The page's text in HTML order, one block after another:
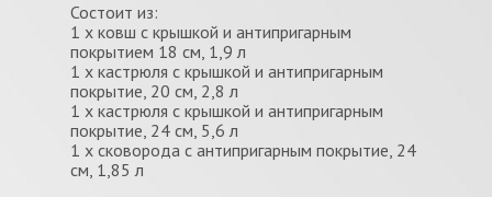
Состоит из:
1 х ковш с крышкой и антипригарным
покрытием 18 см, 1,9 л
1 x кастрюля с крышкой и антипригарным
покрытие, 20 см, 2,8 л
1 х кастрюля с крышкой и антипригарным
покрытие, 24 см, 5,6 л
1 х сковорода с антипригарным покрытие, 24
см, 1,85 л